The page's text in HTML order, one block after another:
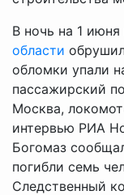
В ночь на 1 июня
области
обломки упали
пассажирский
Москва,
интервью РИА
Богомаз
погибли семь
Следственный